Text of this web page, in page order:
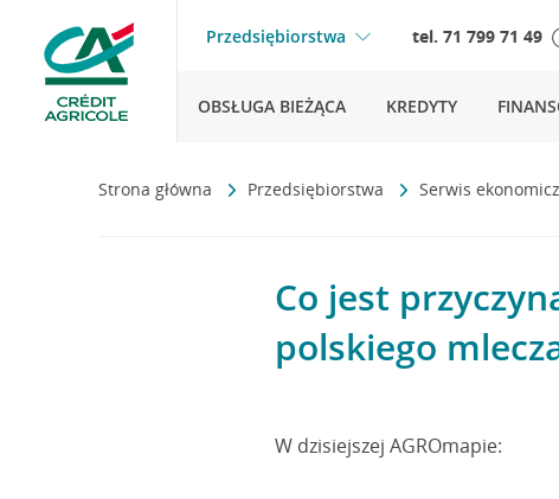
Przedsiębiorstwa tel. 71 799 71 49
OBSŁUGA BIEŻĄCA KREDYTY
Strona główna Przedsiębiorstwa Serwis
Co jest
polskiego
W dzisiejszej AGROmapie: